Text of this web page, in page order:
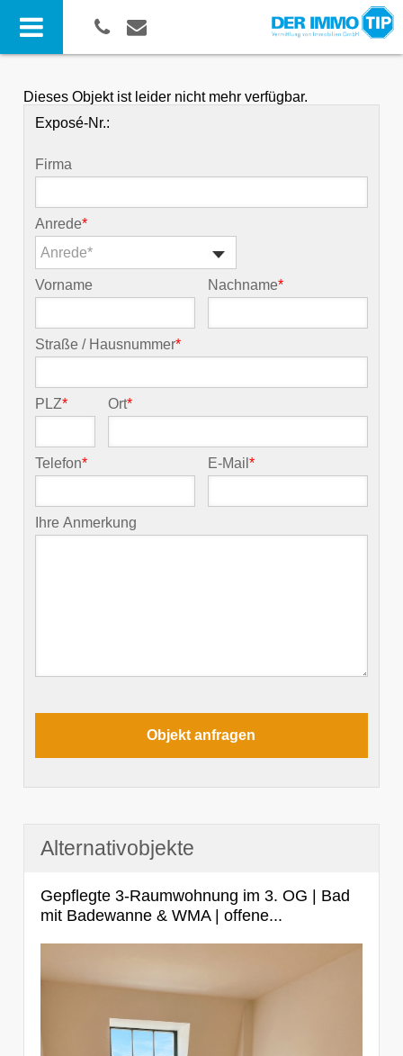
Dieses Objekt ist leider nicht mehr verfügbar.
Exposé-Nr.:
Firma
Anrede*
Anrede*
Vorname Nachname*
Straße / Hausnummer*
PLZ* Ort*
Telefon* E-Mail*
Ihre Anmerkung
Alternativobjekte
Gepflegte 3-Raumwohnung im 3. OG | Bad
mit Badewanne & WMA | offene...